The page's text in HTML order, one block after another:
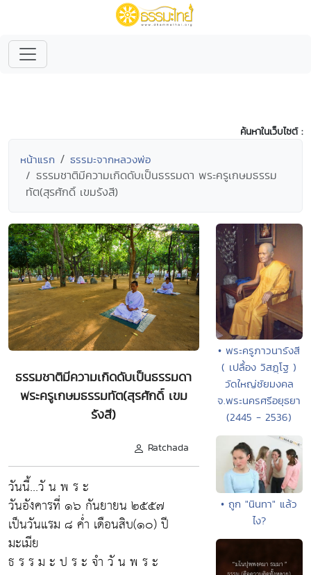
ค้นหาในเว็บไซต์ :
หน้าแรก ธรรมะจากหลวงพ่อ
ธรรมชาติมีความเกิดดับเป็นธรรมดา พระครูเกษมธรรม
ทัต(สุรศักดิ์ เขมรังสี)
ธรรมชาติมีความเกิดดับเป็นธรรมดา
พระครูเกษมธรรมทัต(สุรศักดิ์ เขม
รังสี)
Ratchada
วันนี้...วั น พ ร ะ
วันอังคารที่ ๑๖ กันยายน ๒๕๕๗
เป็นวันแรม ๘ ค่ำ เดือนสิบ(๑๐) ปี
มะเมีย
ธ ร ร ม ะ ป ร ะ จำ วั น พ ร ะ
• พระครูภาวนารังสี
( เปลื้อง วิสฏฺโฐ )
วัดใหญ่ชัยมงคล
จ.พระนครศรีอยุธยา
(2445 - 2536)
• ถูก "นินทา" แล้ว
ไง?